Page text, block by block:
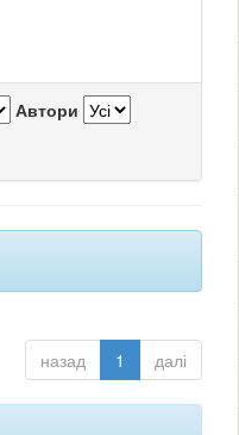
Автори
назад 1 далі